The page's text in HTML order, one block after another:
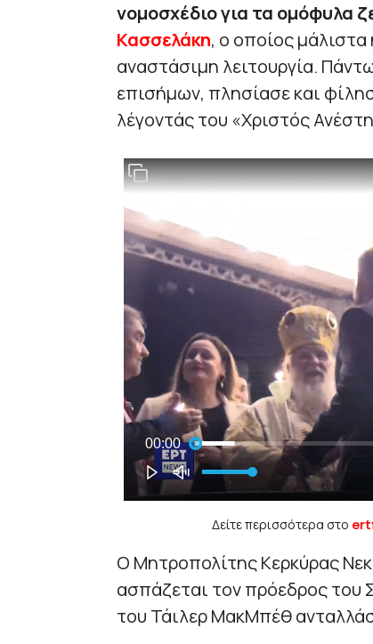
νομοσχέδιο για τα ομόφυλα
Κασσελάκη, ο οποίος μάλιστα
αναστάσιμη λειτουργία.
επισήμων, πλησίασε και
λέγοντάς του «Χριστός
Δείτε περισσότερα στο
O Μητροπολίτης Κερκύρας
ασπάζεται τον πρόεδρος του
του Τάιλερ ΜακΜπέθ